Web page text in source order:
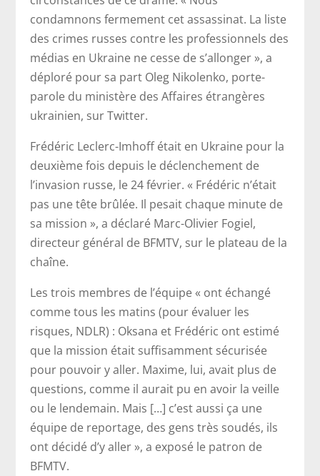
condamnons fermement cet assassinat. La liste
des crimes russes contre les professionnels des
médias en Ukraine ne cesse de s’allonger », a
déploré pour sa part Oleg Nikolenko, porte-
parole du ministère des Affaires étrangères
ukrainien, sur Twitter.
Frédéric Leclerc-Imhoff était en Ukraine pour la
deuxième fois depuis le déclenchement de
l’invasion russe, le 24 février. « Frédéric n’était
pas une tête brûlée. Il pesait chaque minute de
sa mission », a déclaré Marc-Olivier Fogiel,
directeur général de BFMTV, sur le plateau de la
chaîne.
Les trois membres de l’équipe « ont échangé
comme tous les matins (pour évaluer les
risques, NDLR) : Oksana et Frédéric ont estimé
que la mission était suffisamment sécurisée
pour pouvoir y aller. Maxime, lui, avait plus de
questions, comme il aurait pu en avoir la veille
ou le lendemain. Mais […] c’est aussi ça une
équipe de reportage, des gens très soudés, ils
ont décidé d’y aller », a exposé le patron de
BFMTV.